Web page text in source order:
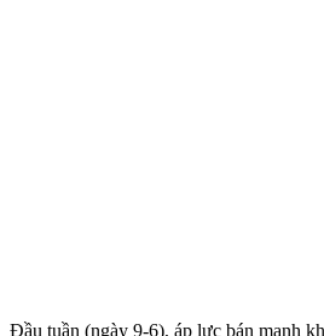
Đầu tuần (ngày 9-6), áp lực bán mạnh